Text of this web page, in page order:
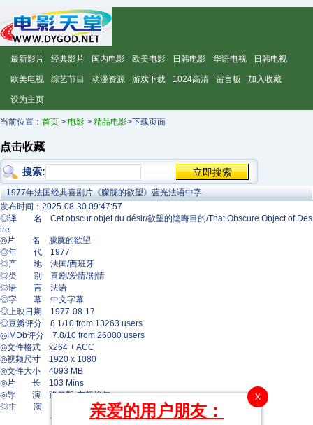
最新影片 经典影片 国内电影 欧美电影 日韩电影 华语电视 日韩电视
欧美电视 综艺节目 动漫资源 游戏下载 1024高清 留言板 加入收藏
设为主页
当前位置： 首页 > 电影 > 精品电影>下载页面
点击收藏
搜索:
X
亲爱的用户朋友：
1977年法国经典喜剧片《朦胧的欲望》蓝光法语中字
发布时间：2025-08-30 09:47:57
◎译 名 Cet obscur objet du désir/欲望的隐晦目的/That Obscure Object of Des
ire
◎片 名 朦胧的欲望
◎年 代 1977
◎产 地 法国/西班牙
◎类 别 喜剧/爱情/剧情
◎语 言 法语
◎字 幕 中文字幕
◎上映日期 1977-08-17
◎豆瓣评分 8.1/10 from 13263 users
◎IMDb评分 7.8/10 from 26000 users
◎文件格式 x264 + ACC
◎视频尺寸 1920 x 1080
◎文件大小 4093 MB
◎片 长 103 Mins
◎导 演 路易斯·布努埃尔
◎主 演 费尔南多·雷伊
卡洛尔·布盖